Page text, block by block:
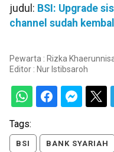
judul: BSI: Upgrade
channel sudah
Pewarta : Rizka
Editor : Nur Istibsaroh
Tags:
BSI BANK SYARIAH